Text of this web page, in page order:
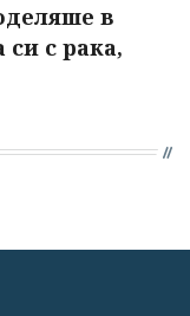
в
с рака,